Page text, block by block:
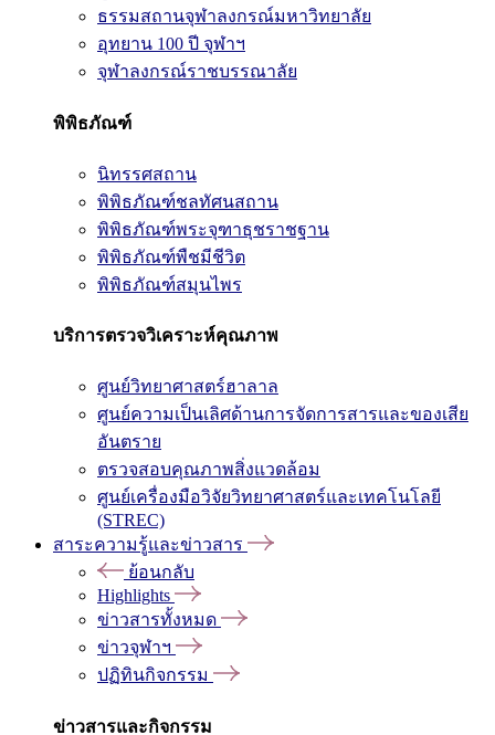
ธรรมสถานจุฬาลงกรณ์มหาวิทยาลัย
อุทยาน 100 ปี จุฬาฯ
จุฬาลงกรณ์ราชบรรณาลัย
พิพิธภัณฑ์
นิทรรศสถาน
พิพิธภัณฑ์ชลทัศนสถาน
พิพิธภัณฑ์พระจุฑาธุชราชฐาน
พิพิธภัณฑ์พืชมีชีวิต
พิพิธภัณฑ์สมุนไพร
บริการตรวจวิเคราะห์คุณภาพ
ศูนย์วิทยาศาสตร์ฮาลาล
ศูนย์ความเป็นเลิศด้านการจัดการสารและของเสีย
อันตราย
ตรวจสอบคุณภาพสิ่งแวดล้อม
ศูนย์เครื่องมือวิจัยวิทยาศาสตร์และเทคโนโลยี
(STREC)
สาระความรู้และข่าวสาร
ย้อนกลับ
Highlights
ข่าวสารทั้งหมด
ข่าวจุฬาฯ
ปฏิทินกิจกรรม
ข่าวสารและกิจกรรม